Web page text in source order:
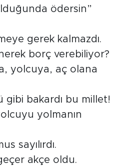
ödersin”
gerek kalmazdı.
borç verebiliyor?
yolcuya, aç olana
gibi bakardı bu millet!
yolmanın
sayılırdı.
akçe oldu.